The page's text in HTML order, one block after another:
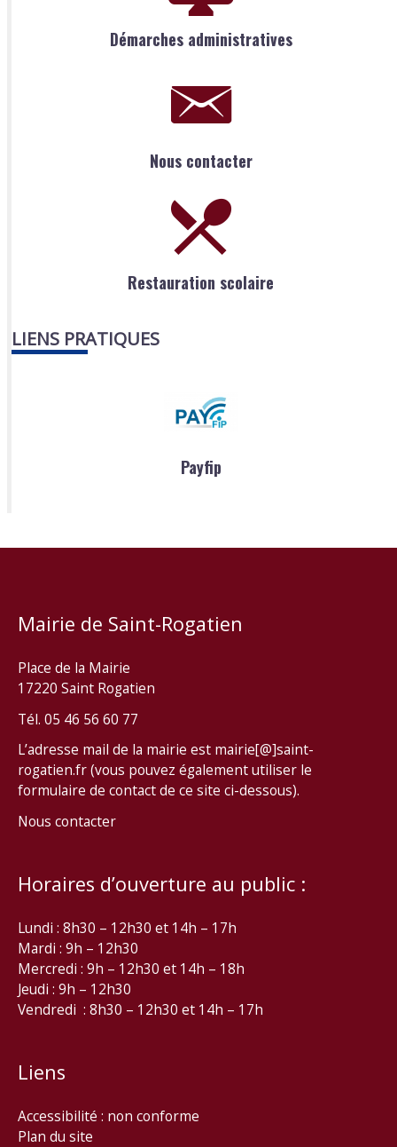
Démarches administratives
Nous contacter
Restauration scolaire
LIENS PRATIQUES
Payfip
Mairie de Saint-Rogatien
Place de la Mairie
17220 Saint Rogatien
Tél. 05 46 56 60 77
L’adresse mail de la mairie est mairie[@]saint-
rogatien.fr (vous pouvez également utiliser le
formulaire de contact de ce site ci-dessous).
Nous contacter
Horaires d’ouverture au public :
Lundi : 8h30 – 12h30 et 14h – 17h
Mardi : 9h – 12h30
Mercredi : 9h – 12h30 et 14h – 18h
Jeudi : 9h – 12h30
Vendredi : 8h30 – 12h30 et 14h – 17h
Liens
Accessibilité : non conforme
Plan du site